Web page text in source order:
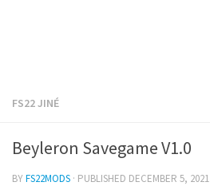
FS22 JINÉ
Beyleron Savegame V1.0
BYFS22MODS · PUBLISHED DECEMBER 5, 2021